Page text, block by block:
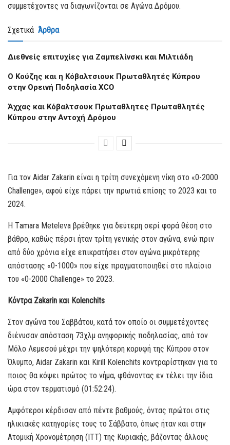
συμμετέχοντες να διαγωνίζονται σε Αγώνα Δρόμου.
Σχετικά Άρθρα
Διεθνείς επιτυχίες για Ζαμπελίνσκι και Μιλτιάδη
Ο Κούζης και η Κόβαλτσιουκ Πρωταθλητές Κύπρου
στην Ορεινή Ποδηλασία XCO
Άχχας και Κόβαλτσουκ Πρωταθλητες Πρωταθλητές
Κύπρου στην Αντοχή Δρόμου
Για τον Aidar Zakarin είναι η τρίτη συνεχόμενη νίκη στο «0-2000
Challenge», αφού είχε πάρει την πρωτιά επίσης το 2023 και το
2024.
Η Τamara Meteleva βρέθηκε για δεύτερη σερί φορά θέση στο
βάθρο, καθώς πέρσι ήταν τρίτη γενικής στον αγώνα, ενώ πριν
από δύο χρόνια είχε επικρατήσει στον αγώνα μικρότερης
απόστασης «0-1000» που είχε πραγματοποιηθεί στο πλαίσιο
του «0-2000 Challenge» το 2023.
Κόντρα Zakarin και Kolenchits
Στον αγώνα του Σαββάτου, κατά τον οποίο οι συμμετέχοντες
διένυσαν απόσταση 73χλμ ανηφορικής ποδηλασίας, από τον
Μόλο Λεμεσού μέχρι την ψηλότερη κορυφή της Κύπρου στον
Όλυμπο, Aidar Zakarin και Kirill Kolenchits κοντραρίστηκαν για το
ποιος θα κόψει πρώτος το νήμα, φθάνοντας εν τέλει την ίδια
ώρα στον τερματισμό (01:52:24).
Αμφότεροι κέρδισαν από πέντε βαθμούς, όντας πρώτοι στις
ηλικιακές κατηγορίες τους το Σάββατο, όπως ήταν και στην
Ατομική Χρονομέτρηση (ΙΤΤ) της Κυριακής, βάζοντας άλλους